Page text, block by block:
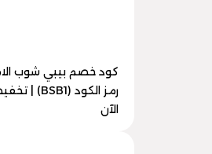
كود خصم بيبي شوب
الآن